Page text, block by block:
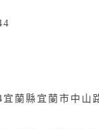
蘭縣宜蘭市中山